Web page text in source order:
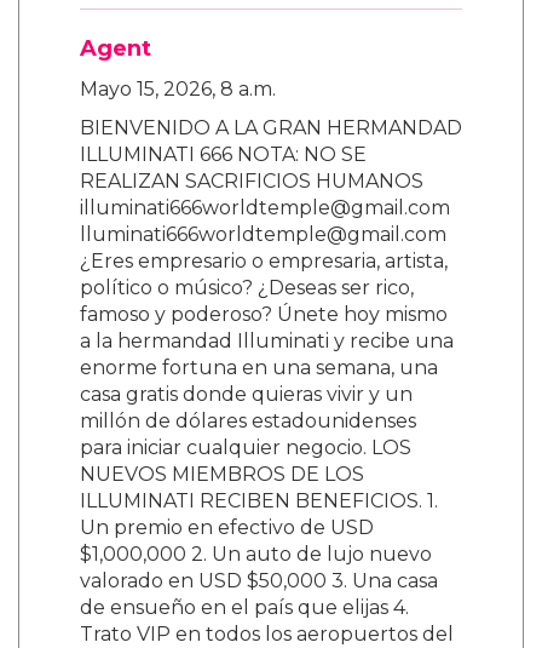
Agent
Mayo 15, 2026, 8 a.m.
BIENVENIDO A LA GRAN HERMANDAD
ILLUMINATI 666 NOTA: NO SE
REALIZAN SACRIFICIOS HUMANOS
illuminati666worldtemple@gmail.com
lluminati666worldtemple@gmail.com
¿Eres empresario o empresaria, artista,
político o músico? ¿Deseas ser rico,
famoso y poderoso? Únete hoy mismo
a la hermandad Illuminati y recibe una
enorme fortuna en una semana, una
casa gratis donde quieras vivir y un
millón de dólares estadounidenses
para iniciar cualquier negocio. LOS
NUEVOS MIEMBROS DE LOS
ILLUMINATI RECIBEN BENEFICIOS. 1.
Un premio en efectivo de USD
$1,000,000 2. Un auto de lujo nuevo
valorado en USD $50,000 3. Una casa
de ensueño en el país que elijas 4.
Trato VIP en todos los aeropuertos del